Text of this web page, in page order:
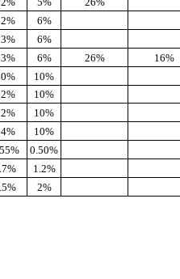
6%
6%
6% 26%
16%
10%
10%
10%
10%
0.50%
1.2%
2%